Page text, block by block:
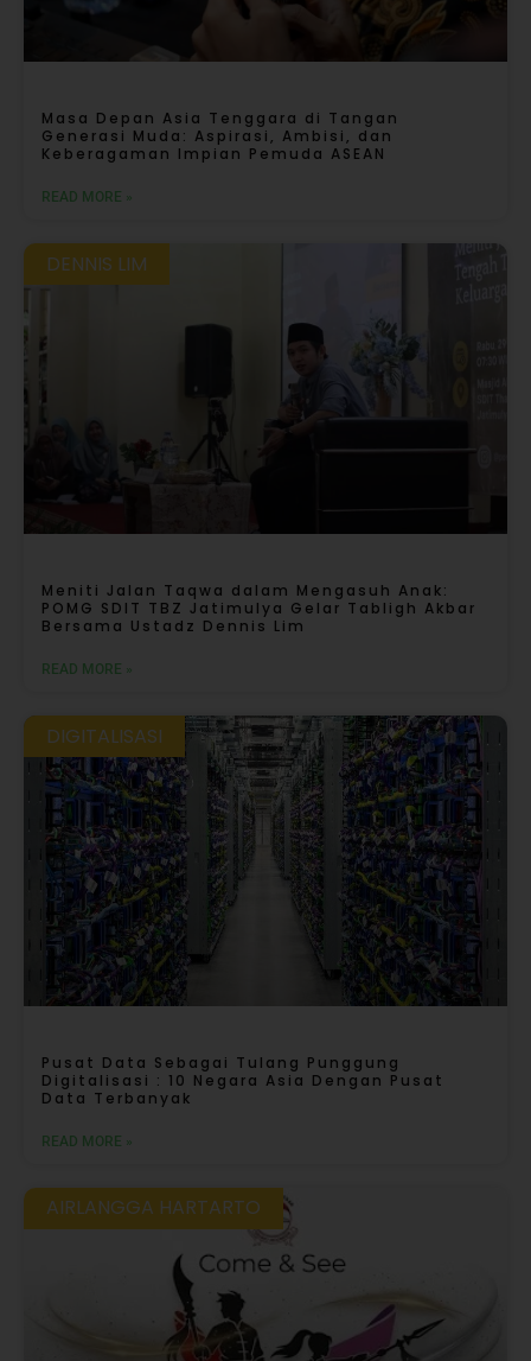
Masa Depan Asia Tenggara di Tangan
Generasi Muda: Aspirasi, Ambisi, dan
Keberagaman Impian Pemuda ASEAN
READ MORE »
DENNIS LIM
Meniti Jalan Taqwa dalam Mengasuh Anak:
POMG SDIT TBZ Jatimulya Gelar Tabligh Akbar
Bersama Ustadz Dennis Lim
READ MORE »
DIGITALISASI
Pusat Data Sebagai Tulang Punggung
Digitalisasi : 10 Negara Asia Dengan Pusat
Data Terbanyak
READ MORE »
AIRLANGGA HARTARTO